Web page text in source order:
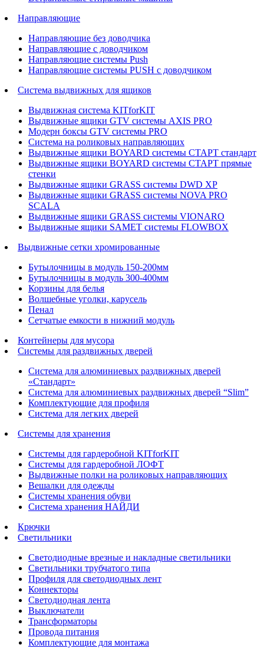
Направляющие
Направляющие без доводчика
Направляющие с доводчиком
Направляющие системы Push
Направляющие системы PUSH с доводчиком
Система выдвижных для ящиков
Выдвижная система KITforKIT
Выдвижные ящики GTV системы AXIS PRO
Модерн боксы GTV системы PRO
Система на роликовых направляющих
Выдвижные ящики BOYARD системы СТАРТ стандарт
Выдвижные ящики BOYARD системы СТАРТ прямые
стенки
Выдвижные ящики GRASS системы DWD XP
Выдвижные ящики GRASS системы NOVA PRO
SCALA
Выдвижные ящики GRASS системы VIONARO
Выдвижные ящики SAMET системы FLOWBOX
Выдвижные сетки хромированные
Бутылочницы в модуль 150-200мм
Бутылочницы в модуль 300-400мм
Корзины для белья
Волшебные уголки, карусель
Пенал
Cетчатые емкости в нижний модуль
Контейнеры для мусора
Системы для раздвижных дверей
Система для алюминиевых раздвижных дверей
«Стандарт»
Система для алюминиевых раздвижных дверей “Slim”
Комплектующие для профиля
Система для легких дверей
Системы для хранения
Системы для гардеробной KITforKIT
Системы для гардеробной ЛОФТ
Выдвижные полки на роликовых направляющих
Вешалки для одежды
Системы хранения обуви
Система хранения НАЙДИ
Крючки
Светильники
Светодиодные врезные и накладные светильники
Светильники трубчатого типа
Профиля для светодиодных лент
Коннекторы
Светодиодная лента
Выключатели
Трансформаторы
Провода питания
Комплектующие для монтажа